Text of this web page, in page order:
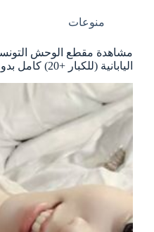
منوعات
مشاهدة مقطع الوحش
اليابانية (للكبار +20) كامل بدون تشفير